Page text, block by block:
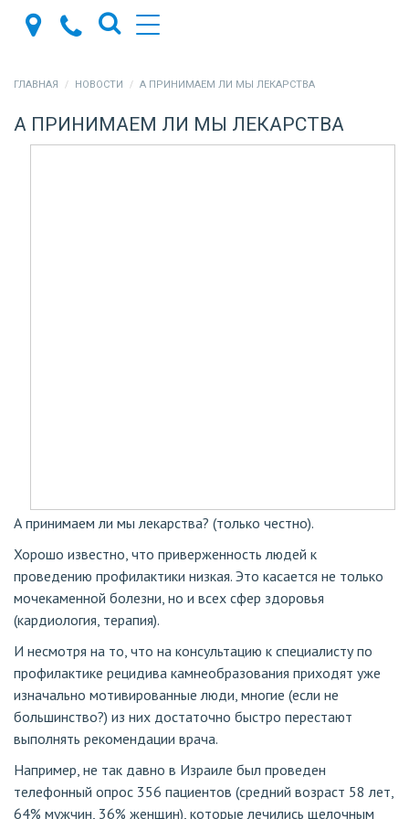
ГЛАВНАЯ НОВОСТИ А ПРИНИМАЕМ ЛИ МЫ ЛЕКАРСТВА
А ПРИНИМАЕМ ЛИ МЫ ЛЕКАРСТВА
А принимаем ли мы лекарства? (только честно).
Хорошо известно, что приверженность людей к
проведению профилактики низкая. Это касается не только
мочекаменной болезни, но и всех сфер здоровья
(кардиология, терапия).
И несмотря на то, что на консультацию к специалисту по
профилактике рецидива камнеобразования приходят уже
изначально мотивированные люди, многие (если не
большинство?) из них достаточно быстро перестают
выполнять рекомендации врача.
Например, не так давно в Израиле был проведен
телефонный опрос 356 пациентов (средний возраст 58 лет,
64% мужчин, 36% женщин), которые лечились щелочным